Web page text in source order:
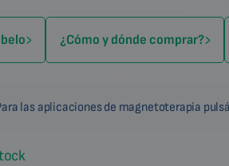
¿Cómo y dónde comprar?
las aplicaciones de magnetoterapia